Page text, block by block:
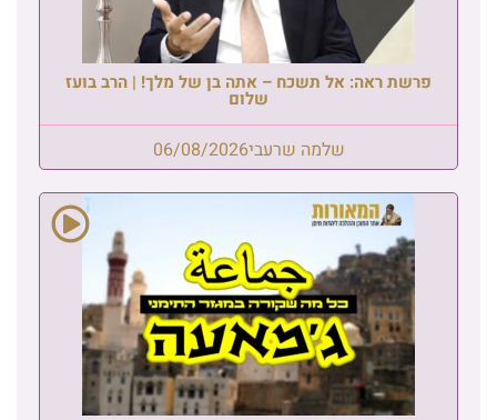
פרשת ראה: אל תשכח – אתה בן של מלך! | הרב בועז
שלום
שלמה שרעבי06/08/2026